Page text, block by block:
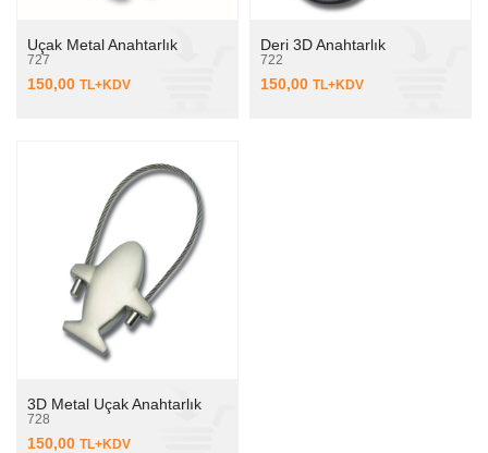
Uçak Metal Anahtarlık
727
150,00 TL+KDV
Deri 3D Anahtarlık
722
150,00 TL+KDV
3D Metal Uçak Anahtarlık
728
150,00 TL+KDV